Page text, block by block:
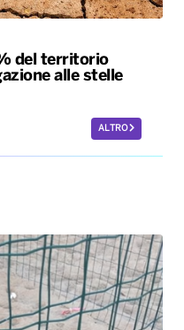
del territorio
alle stelle
ALTRO